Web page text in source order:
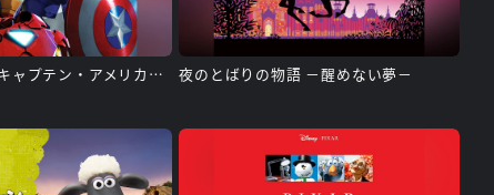
アイアンマン＆キャプテン・アメリカ：真のヒーローたち 夜のとばりの物語 －醒めない夢－